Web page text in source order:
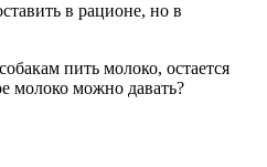
в рационе, но в
пить молоко, остается
молоко можно давать?